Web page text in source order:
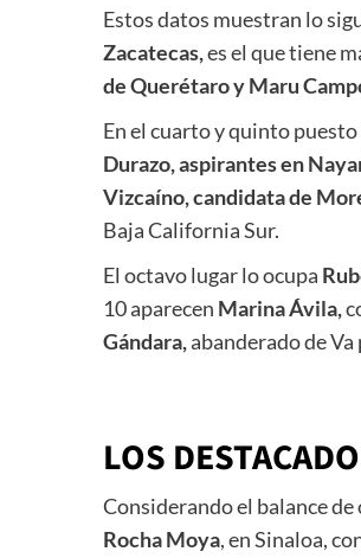
Estos datos muestran lo
Zacatecas,es el que tiene
de Querétaro y Maru
En el cuarto y quinto
Durazo, aspirantes en
Vizcaíno, candidata de
Baja California Sur.
El octavo lugar lo ocupa
10 aparecen Marina Ávila,
Gándara,abanderado de
LOS
Considerando el balance
Rocha Moya, en Sinaloa,